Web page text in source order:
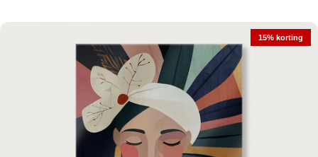
15% korting